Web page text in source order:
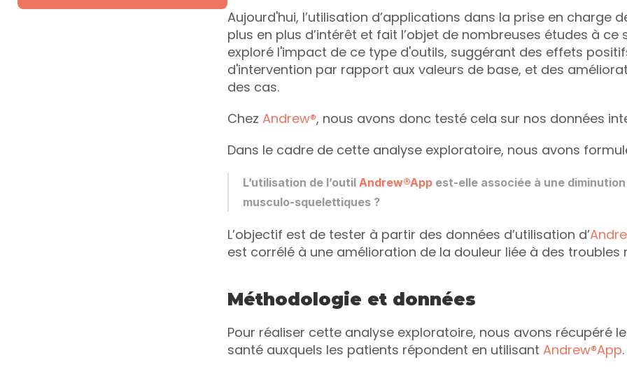
Aujourd'hui, l’utilisation d’applications dans la prise en
plus en plus d’intérêt et fait l’objet de nombreuses études à ce
exploré l'impact de ce type d'outils, suggérant des effets
d'intervention par rapport aux valeurs de base, et des
des cas.
Chez Andrew®, nous avons donc testé cela sur nos données
Dans le cadre de cette analyse exploratoire, nous avons
L’utilisation de l’outil Andrew®App est-elle associée à une
musculo-squelettiques ?
L’objectif est de tester à partir des données d’utilisation d’
est corrélé à une amélioration de la douleur liée à des
Méthodologie et données
Pour réaliser cette analyse exploratoire, nous avons récupéré
santé auxquels les patients répondent en utilisant Andrew®App